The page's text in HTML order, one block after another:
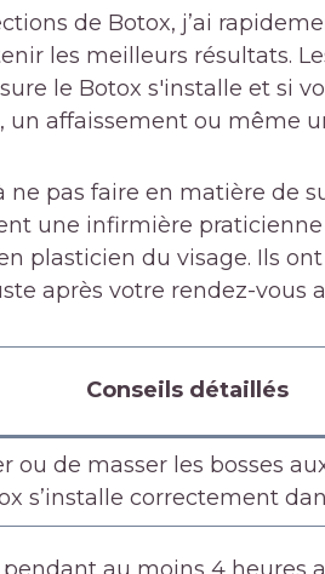
de Botox, j’ai
les meilleurs résultats.
le Botox s'installe et si
un affaissement ou même
ne pas faire en matière de
une infirmière
plasticien du visage. Ils ont
après votre rendez-vous
Conseils détaillés
ou de masser les bosses
s’installe correctement